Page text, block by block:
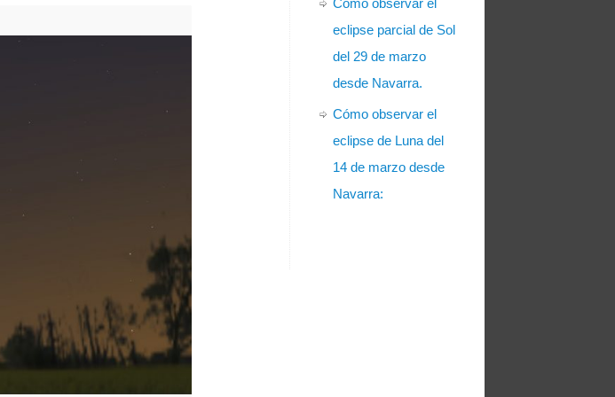
Cómo observar el
eclipse parcial de Sol
del 29 de marzo
desde Navarra.
Cómo observar el
eclipse de Luna del
14 de marzo desde
Navarra: